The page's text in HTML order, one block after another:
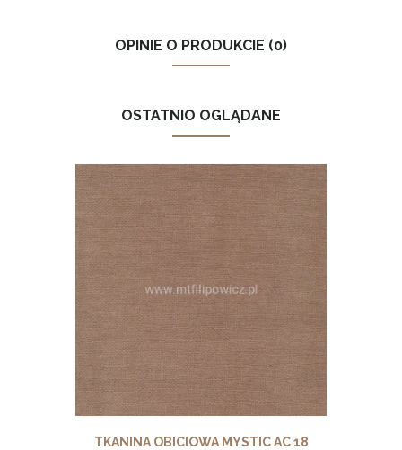
OPINIE O PRODUKCIE (0)
OSTATNIO OGLĄDANE
TKANINA OBICIOWA MYSTIC AC 18